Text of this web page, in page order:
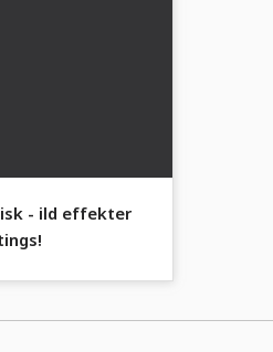
- ild effekter